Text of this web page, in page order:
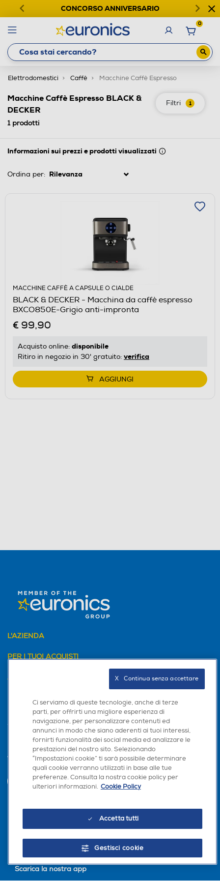
CONCORSO ANNIVERSARIO
0
Elettrodomestici Caffè Macchine Caffè Espresso
Filtri 1
Macchine Caffè Espresso BLACK &
DECKER
1prodotti
Informazioni sui prezzi e prodotti visualizzati
Ordina per:
MACCHINE CAFFÈ A CAPSULE O CIALDE
BLACK & DECKER - Macchina da caffè espresso
BXCO850E-Grigio anti-impronta
€ 99,90
Acquisto online: disponibile
Ritiro in negozio in 30' gratuito: verifica
AGGIUNGI
L'AZIENDA
PER I TUOI ACQUISTI
AREA CLIENTI
Trova negozio
Scarica la nostra app
Ci serviamo di queste tecnologie, anche di terze
parti, per offrirti una migliore esperienza di
navigazione, per personalizzare contenuti ed
annunci in modo che siano aderenti ai tuoi interessi,
fornirti funzionalità dei social media ed analizzare le
prestazioni del nostro sito. Selezionando
“Impostazioni cookie” ti sarà possibile determinare
quali cookie verranno utilizzati in base alle tue
preferenze. Consulta la nostra cookie policy per
ulteriori informazioni. Cookie Policy
Accetta tutti
Gestisci cookie
X   Continua senza accettare